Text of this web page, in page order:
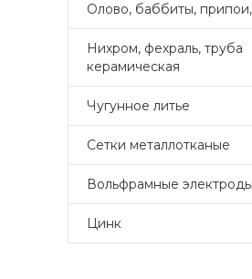
Олово, баббиты,
Нихром, фехраль, труба
керамическая
Чугунное литье
Сетки металлотканые
Вольфрамные электроды
Цинк